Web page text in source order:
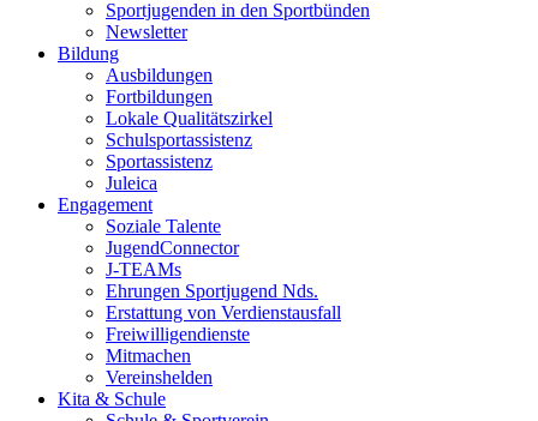
Sportjugenden in den Sportbünden
Newsletter
Bildung
Ausbildungen
Fortbildungen
Lokale Qualitätszirkel
Schulsportassistenz
Sportassistenz
Juleica
Engagement
Soziale Talente
JugendConnector
J-TEAMs
Ehrungen Sportjugend Nds.
Erstattung von Verdienstausfall
Freiwilligendienste
Mitmachen
Vereinshelden
Kita & Schule